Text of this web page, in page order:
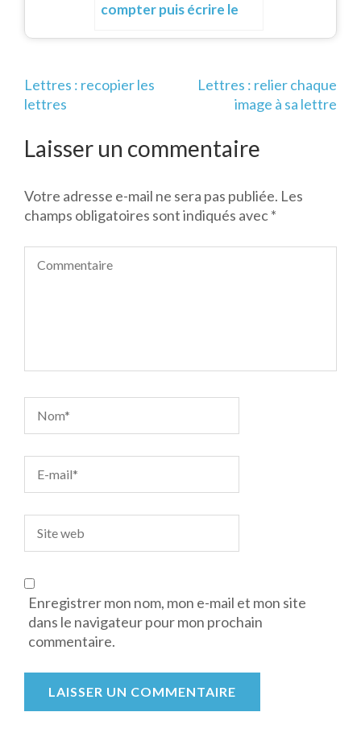
compter puis écrire le
Navigation
de
Lettres : recopier les
lettres
Lettres : relier chaque
image à sa lettre
Laisser un commentaire
Votre adresse e-mail ne sera pas publiée. Les
champs obligatoires sont indiqués avec*
Enregistrer mon nom, mon e-mail et mon site
dans le navigateur pour mon prochain
commentaire.